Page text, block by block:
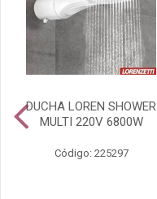
DUCHA LOREN SHOWER
MULTI 220V 6800W
Código: 225297